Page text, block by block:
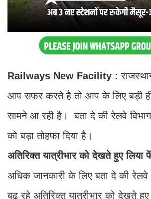
Railways New Facility :
आप सफर करते है तो आप के लिए बड़ी
सामने आ रही है। बता दे की रेलवे
को बड़ा तोहफा दिया है।
अतिरिक्त यात्रीभार को देखते हुए लिया
अधिक जानकारी के लिए बता दे की रेलवे
बढ़ रहे अतिरिक्त यात्रीभार को देखते हुए